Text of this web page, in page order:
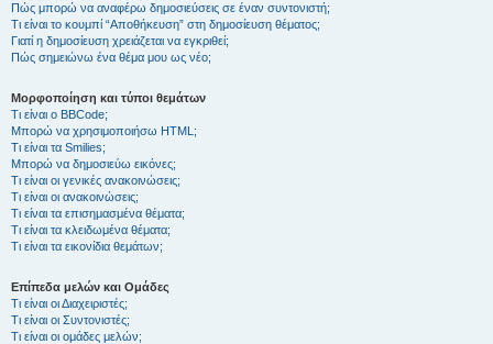
Πώς μπορώ να αναφέρω δημοσιεύσεις σε έναν συντονιστή;
Τι είναι το κουμπί “Αποθήκευση” στη δημοσίευση θέματος;
Γιατί η δημοσίευση χρειάζεται να εγκριθεί;
Πώς σημειώνω ένα θέμα μου ως νέο;
Μορφοποίηση και τύποι θεμάτων
Τι είναι ο BBCode;
Μπορώ να χρησιμοποιήσω HTML;
Τι είναι τα Smilies;
Μπορώ να δημοσιεύω εικόνες;
Τι είναι οι γενικές ανακοινώσεις;
Τι είναι οι ανακοινώσεις;
Τι είναι τα επισημασμένα θέματα;
Τι είναι τα κλειδωμένα θέματα;
Τι είναι τα εικονίδια θεμάτων;
Επίπεδα μελών και Ομάδες
Τι είναι οι Διαχειριστές;
Τι είναι οι Συντονιστές;
Τι είναι οι ομάδες μελών;